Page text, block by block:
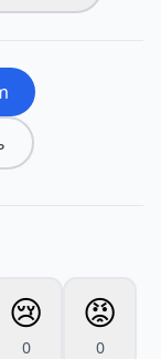
😢
0
😡
0